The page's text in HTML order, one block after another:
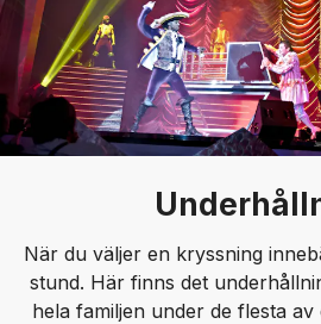
När du väljer en kryssning
stund. Här finns det
hela familjen under de flesta